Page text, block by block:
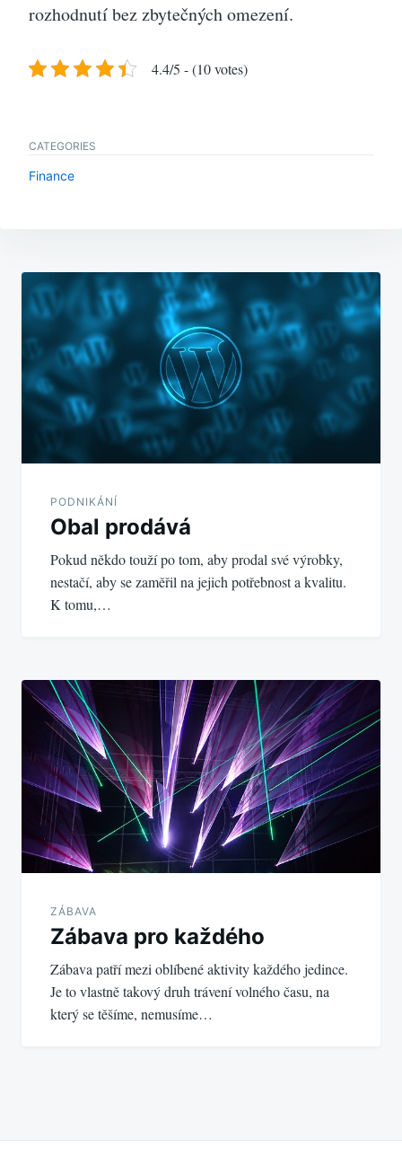
rozhodnutí bez zbytečných omezení.
4.4/5 - (10 votes)
CATEGORIES
Finance
Navigace
pro
příspěvek
PODNIKÁNÍ
Obal prodává
Pokud někdo touží po tom, aby prodal své výrobky,
nestačí, aby se zaměřil na jejich potřebnost a kvalitu.
K tomu,…
ZÁBAVA
Zábava pro každého
Zábava patří mezi oblíbené aktivity každého jedince.
Je to vlastně takový druh trávení volného času, na
který se těšíme, nemusíme…